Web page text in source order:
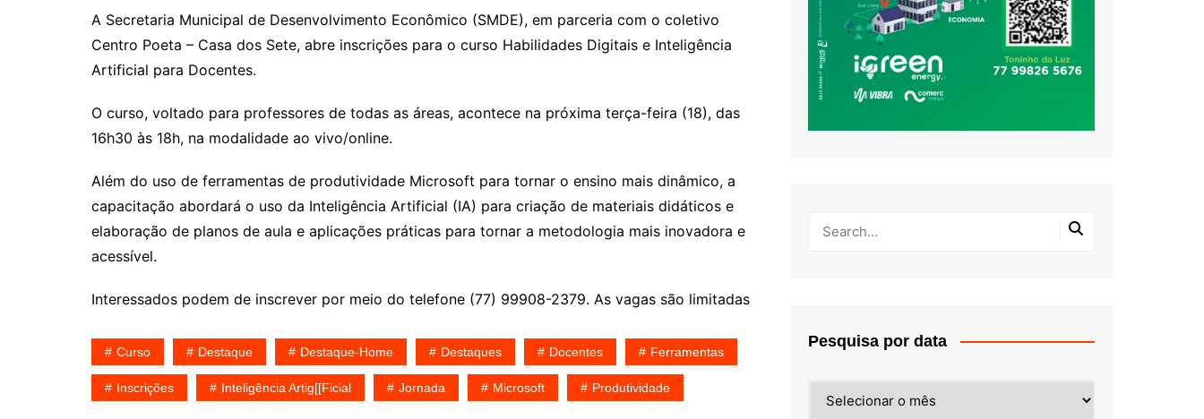
A Secretaria Municipal de Desenvolvimento Econômico (SMDE), em parceria com o coletivo
Centro Poeta – Casa dos Sete, abre inscrições para o curso Habilidades Digitais e Inteligência
Artificial para Docentes.
O curso, voltado para professores de todas as áreas, acontece na próxima terça-feira (18), das
16h30 às 18h, na modalidade ao vivo/online.
Além do uso de ferramentas de produtividade Microsoft para tornar o ensino mais dinâmico, a
capacitação abordará o uso da Inteligência Artificial (IA) para criação de materiais didáticos e
elaboração de planos de aula e aplicações práticas para tornar a metodologia mais inovadora e
acessível.
Interessados podem de inscrever por meio do telefone (77) 99908-2379. As vagas são limitadas
Curso Destaque Destaque-Home Destaques Docentes Ferramentas
Inscrições Inteligência Artig[[ficial Jornada Microsoft Produtividade
Pesquisa por data
por